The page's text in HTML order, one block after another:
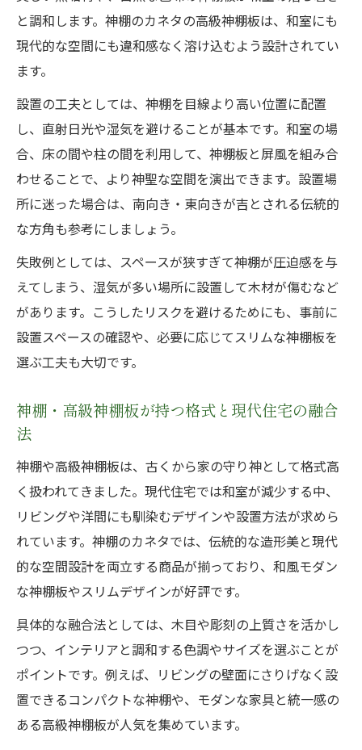
お札や神具の配置方法で注意すべき点
神棚・高級神棚板を使った家族一体の祈り
高級神棚板で和室が映える理由とコツ
神棚・高級神棚板が和室空間に与える上質
な印象
神棚のカネタ製品で引き立つ和のコーディ
ネート術
大きい神棚とスリム神棚の配置センスの違
い
神棚・高級神棚板の木目が映える照明活用
のコツ
神棚 組み立てで和室を美しく見せる工夫と
は
と調和します。神棚のカネタの高級神棚板は、和室にも
現代的な空間にも違和感なく溶け込むよう設計されてい
ます。
設置の工夫としては、神棚を目線より高い位置に配置
し、直射日光や湿気を避けることが基本です。和室の場
合、床の間や柱の間を利用して、神棚板と屏風を組み合
わせることで、より神聖な空間を演出できます。設置場
所に迷った場合は、南向き・東向きが吉とされる伝統的
な方角も参考にしましょう。
失敗例としては、スペースが狭すぎて神棚が圧迫感を与
えてしまう、湿気が多い場所に設置して木材が傷むなど
があります。こうしたリスクを避けるためにも、事前に
設置スペースの確認や、必要に応じてスリムな神棚板を
選ぶ工夫も大切です。
神棚・高級神棚板が持つ格式と現代住宅の融合
法
神棚や高級神棚板は、古くから家の守り神として格式高
く扱われてきました。現代住宅では和室が減少する中、
リビングや洋間にも馴染むデザインや設置方法が求めら
れています。神棚のカネタでは、伝統的な造形美と現代
的な空間設計を両立する商品が揃っており、和風モダン
な神棚板やスリムデザインが好評です。
具体的な融合法としては、木目や彫刻の上質さを活かし
つつ、インテリアと調和する色調やサイズを選ぶことが
ポイントです。例えば、リビングの壁面にさりげなく設
置できるコンパクトな神棚や、モダンな家具と統一感の
ある高級神棚板が人気を集めています。